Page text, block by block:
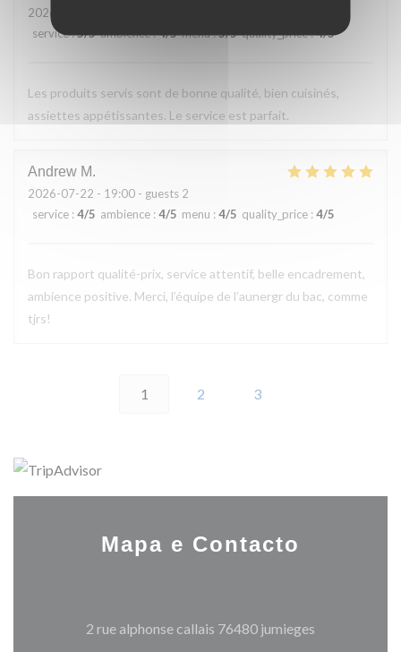
2026-07-23
service:5/5 ambience:4/5 menu:5/5 quality_price:4/5
Les produits servis sont de bonne qualité, bien cuisinés,
assiettes appétissantes. Le service est parfait.
Andrew M
2026-07-22 - 19:00 - guests 2
service : 4/5 ambience :4/5 menu : 4/5 quality_price :4/5
Bon rapport qualité-prix, service attentif, belle encadrement,
ambience positive. Merci, l’équipe de l’aunergr du bac, comme
tjrs!
1 2 3
Mapa e Contacto
2 rue alphonse callais 76480 jumieges